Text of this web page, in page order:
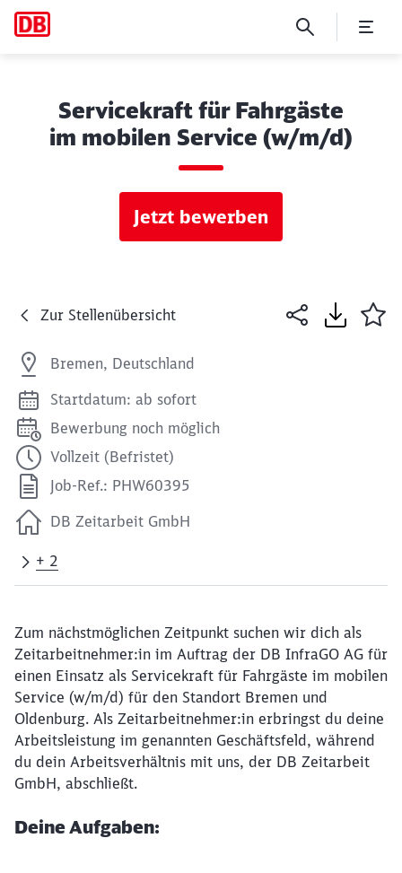
Servicekraft für Fahrgäste
im mobilen Service (w/m/d)
Jetzt bewerben
Zur Stellenübersicht
Bremen, Deutschland
Startdatum: ab sofort
Bewerbung noch möglich
Vollzeit (Befristet)
Job-Ref.: PHW60395
DB Zeitarbeit GmbH
+ 2
Zum nächstmöglichen Zeitpunkt suchen wir dich als
Zeitarbeitnehmer:in im Auftrag der DB InfraGO AG für
einen Einsatz als Servicekraft für Fahrgäste im mobilen
Service (w/m/d) für den Standort Bremen und
Oldenburg. Als Zeitarbeitnehmer:in erbringst du deine
Arbeitsleistung im genannten Geschäftsfeld, während
du dein Arbeitsverhältnis mit uns, der DB Zeitarbeit
GmbH, abschließt.
Deine Aufgaben: